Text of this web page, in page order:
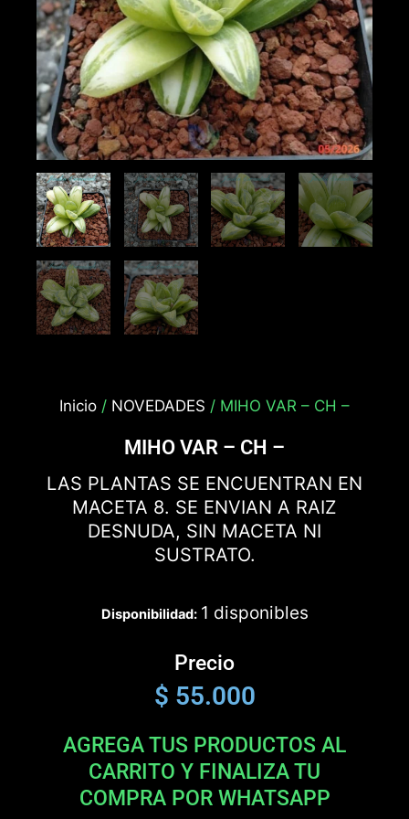
Inicio / NOVEDADES / MIHO VAR – CH –
MIHO VAR – CH –
LAS PLANTAS SE ENCUENTRAN EN
MACETA 8. SE ENVIAN A RAIZ
DESNUDA, SIN MACETA NI
SUSTRATO.
Disponibilidad: 1 disponibles
Precio
$ 55.000
AGREGA TUS PRODUCTOS AL
CARRITO Y FINALIZA TU
COMPRA POR WHATSAPP